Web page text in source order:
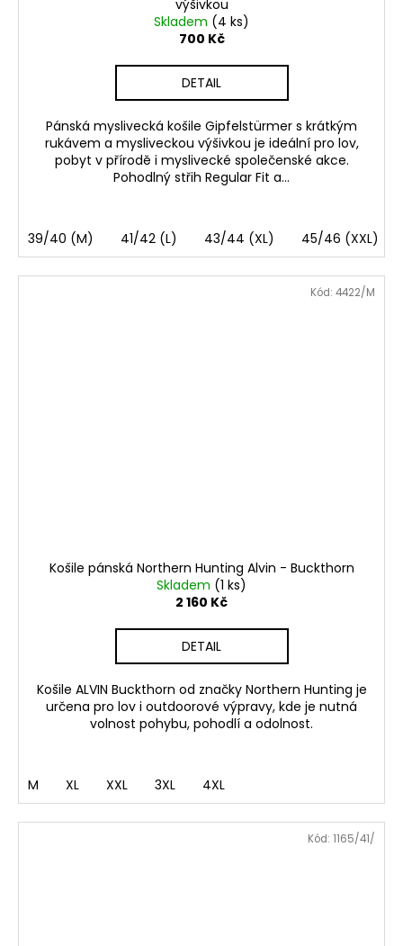
výšivkou
Skladem (4 ks)
700 Kč
DETAIL
Pánská myslivecká košile Gipfelstürmer s krátkým
rukávem a mysliveckou výšivkou je ideální pro lov,
pobyt v přírodě i myslivecké společenské akce.
Pohodlný střih Regular Fit a...
39/40 (M) 41/42 (L) 43/44 (XL) 45/46 (XXL)
Košile pánská Northern Hunting Alvin - Buckthorn
Skladem (1 ks)
2 160 Kč
DETAIL
Košile ALVIN Buckthorn od značky Northern Hunting je
určena pro lov i outdoorové výpravy, kde je nutná
volnost pohybu, pohodlí a odolnost.
M XL XXL 3XL 4XL
Kód: 4422/M
Kód: 1165/41/